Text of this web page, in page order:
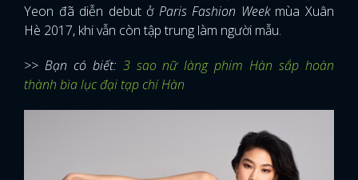
Yeon đã diễn debut ở Paris Fashion Weekmùa Xuân
Hè 2017, khi vẫn còn tập trung làm người mẫu.
>> Bạn có biết: 3 sao nữ làng phim Hàn sắp hoàn
thành bìa lục đại tạp chí Hàn